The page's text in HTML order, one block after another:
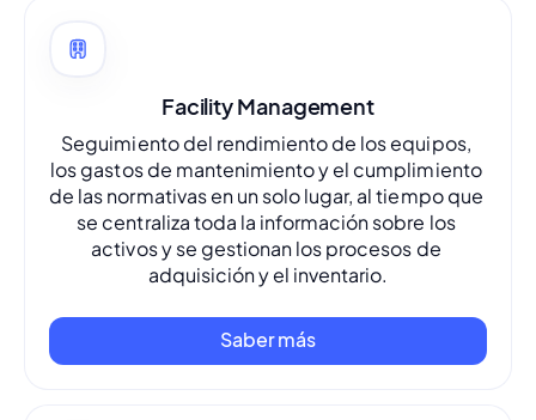
Facility Management
Seguimiento del rendimiento de los equipos,
los gastos de mantenimiento y el cumplimiento
de las normativas en un solo lugar, al tiempo que
se centraliza toda la información sobre los
activos y se gestionan los procesos de
adquisición y el inventario.
Saber más